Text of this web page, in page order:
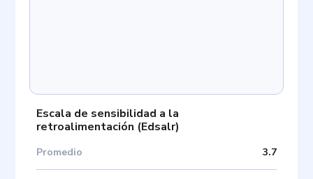
Escala de sensibilidad a la
retroalimentación (Edsalr)
Promedio 3.7